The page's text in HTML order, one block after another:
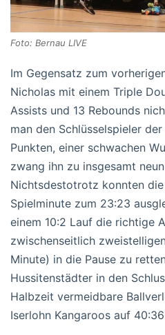
Foto: Bernau LIVE
Im Gegensatz zum
Nicholas mit einem Triple
Assists und 13 Rebounds
man den Schlüsselspieler
Punkten, einer schwachen
zwang ihn zu insgesamt
Nichtsdestotrotz konnten die
Spielminute zum 23:23
einem 10:2 Lauf die richtige
zwischenseitlich
Minute) in die Pause zu
Hussitenstädter in den
Halbzeit vermeidbare
Iserlohn Kangaroos auf